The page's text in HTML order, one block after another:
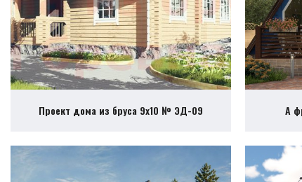
Проект дома из бруса 9х10 № ЭД-09 А